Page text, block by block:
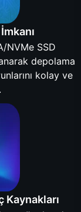
NVMe SSD
depolama
kolay ve
Kaynakları